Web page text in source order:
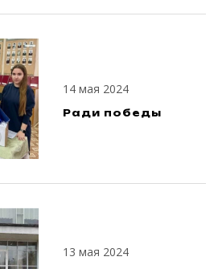
14 мая 2024
Ради победы
13 мая 2024